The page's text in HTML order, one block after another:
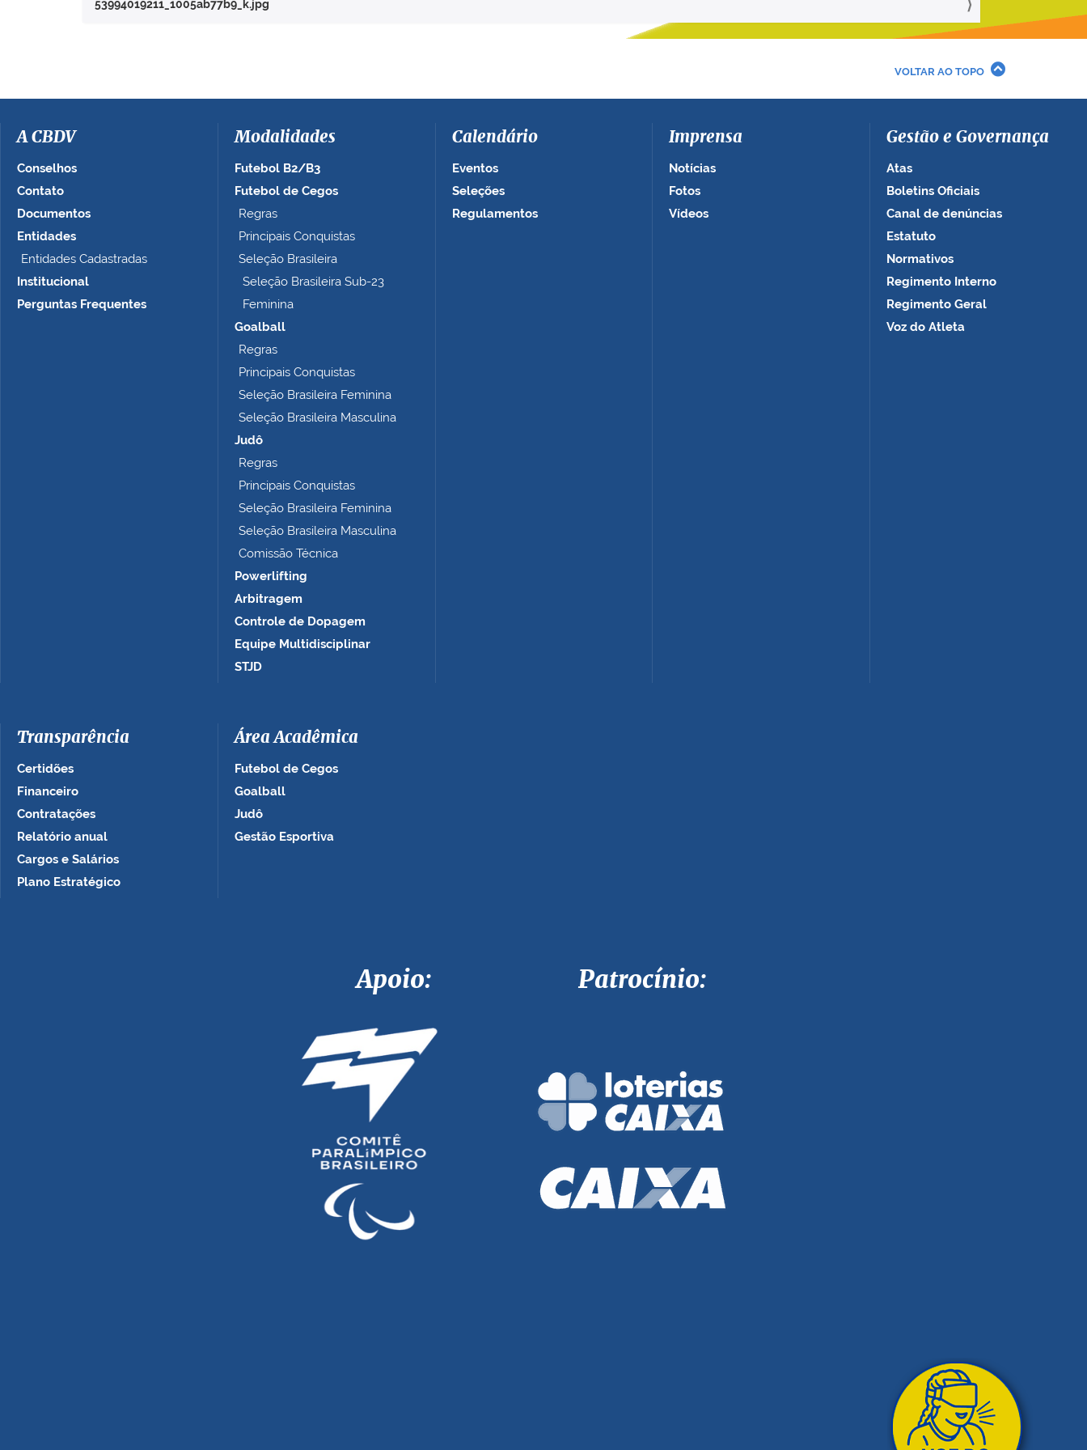
a
i
n
53994019211_1005ab77b9_k.jpg
VOLTAR AO TOPO
A CBDV
Conselhos
Contato
Documentos
Entidades
Entidades Cadastradas
Institucional
Perguntas Frequentes
Modalidades
Futebol B2/B3
Futebol de Cegos
Regras
Principais Conquistas
Seleção Brasileira
Seleção Brasileira Sub-23
Feminina
Goalball
Regras
Principais Conquistas
Seleção Brasileira Feminina
Seleção Brasileira Masculina
Judô
Regras
Principais Conquistas
Seleção Brasileira Feminina
Seleção Brasileira Masculina
Comissão Técnica
Powerlifting
Arbitragem
Controle de Dopagem
Equipe Multidisciplinar
STJD
Calendário
Eventos
Seleções
Regulamentos
Imprensa
Notícias
Fotos
Vídeos
Gestão e Governança
Atas
Boletins Oficiais
Canal de denúncias
Estatuto
Normativos
Regimento Interno
Regimento Geral
Voz do Atleta
Transparência
Certidões
Financeiro
Contratações
Relatório anual
Cargos e Salários
Plano Estratégico
Área Acadêmica
Futebol de Cegos
Goalball
Judô
Gestão Esportiva
Apoio: Patrocínio: